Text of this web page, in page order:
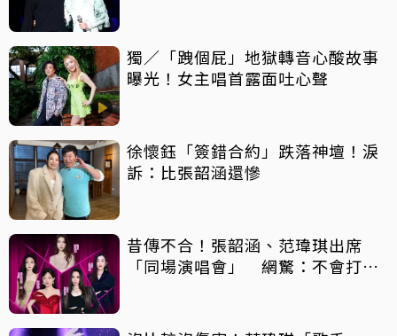
獨／「跩個屁」地獄轉音心酸故事
曝光！女主唱首露面吐心聲
徐懷鈺「簽錯合約」跌落神壇！淚
訴：比張韶涵還慘
昔傳不合！張韶涵、范瑋琪出席
「同場演唱會」 網驚：不會打起